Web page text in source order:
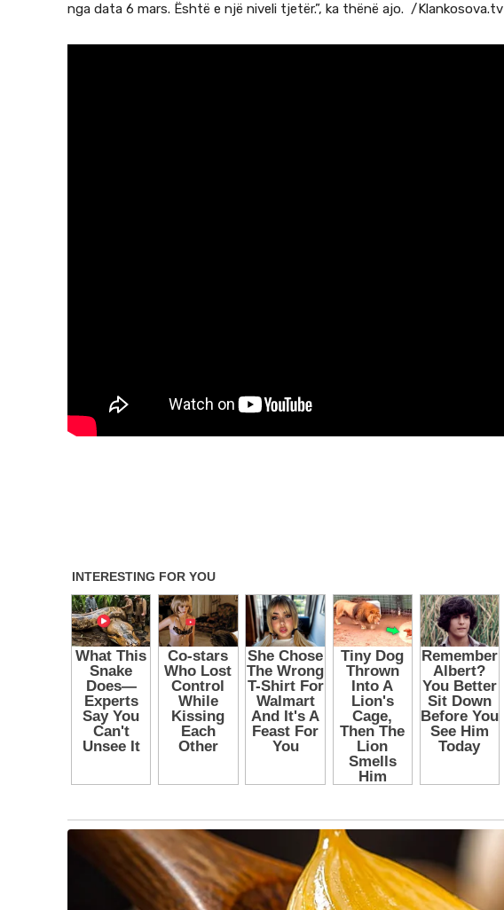
nga data 6 mars. Është e një niveli tjetër.”, ka thënë ajo. /Klankosova.tv